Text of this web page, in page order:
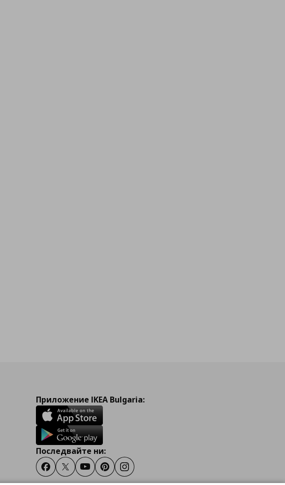
Приложение IKEA Bulgaria:
Последвайте ни:
FacebookTwitterYoutubePinterestInstagram